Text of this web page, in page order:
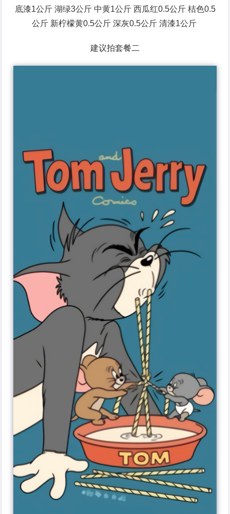
底漆1公斤 湖绿3公斤 中黄1公斤 西瓜红0.5公斤 桔色0.5
公斤 新柠檬黄0.5公斤 深灰0.5公斤 清漆1公斤
建议拍套餐二